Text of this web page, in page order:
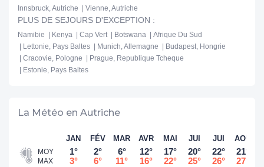
Innsbruck, Autriche Vienne, Autriche
PLUS DE SEJOURS D'EXCEPTION :
Namibie Kenya Cap Vert Botswana
Afrique Du Sud
Lettonie, Pays Baltes
Munich, Allemagne
Budapest, Hongrie
Cracovie, Pologne
Prague, Republique Tcheque
Estonie, Pays Baltes
La Météo en Autriche
MOY
MAX
JAN
1°
3°
FÉV
2°
6°
MAR
6°
11°
AVR
12°
16°
MAI
17°
22°
JUI
20°
25°
JUI
22°
26°
AOÛ
21°
27°